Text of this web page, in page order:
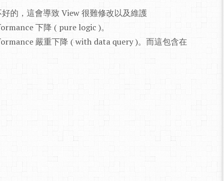
的，這會導致 View 很難修改以及維護
下降 ( pure logic )。
嚴重下降 ( with data query )。而這包含在